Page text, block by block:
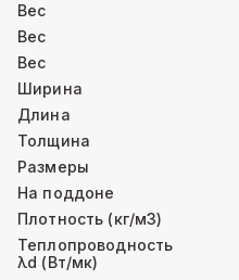
Вес
Вес
Вес
Ширина
Длина
Толщина
Размеры
На поддоне
Плотность (кг/м3)
Теплопроводность
λd (Вт/мк)